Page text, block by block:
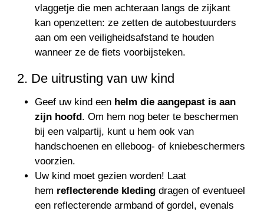
vlaggetje die men achteraan langs de zijkant
kan openzetten: ze zetten de autobestuurders
aan om een veiligheidsafstand te houden
wanneer ze de fiets voorbijsteken.
2. De uitrusting van uw kind
Geef uw kind een helm die aangepast is aan
zijn hoofd . Om hem nog beter te beschermen
bij een valpartij, kunt u hem ook van
handschoenen en elleboog- of kniebeschermers
voorzien.
Uw kind moet gezien worden! Laat
hem reflecterende kleding dragen of eventueel
een reflecterende armband of gordel, evenals